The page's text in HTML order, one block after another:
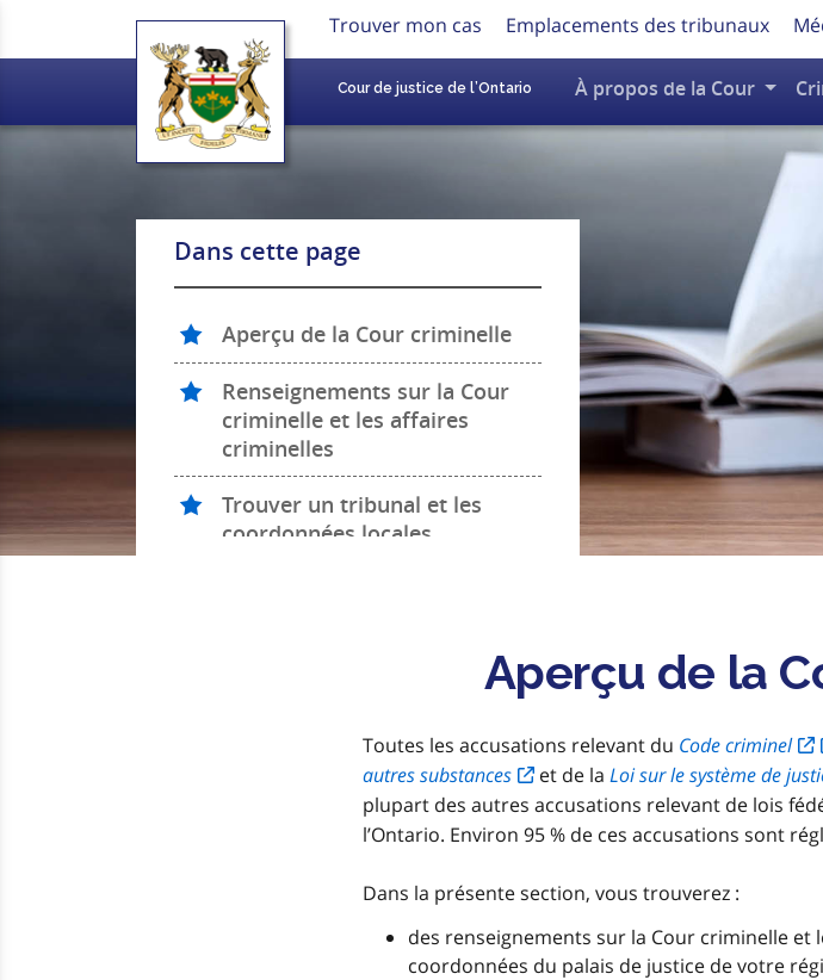
Trouver mon cas Emplacements des tribunaux
Cour de justice de l’Ontario À propos de la Cour
Dans cette page
Aperçu de la Cour criminelle
Renseignements sur la Cour
criminelle et les affaires
criminelles
Trouver un tribunal et les
coordonnées locales
Aperçu de la
Toutes les accusations relevant du Code criminel
autres substances
et de la Loi sur le système de
plupart des autres accusations relevant de lois
l’Ontario. Environ 95 % de ces accusations sont
Dans la présente section, vous trouverez :
des renseignements sur la Cour criminelle
coordonnées du palais de justice de votre